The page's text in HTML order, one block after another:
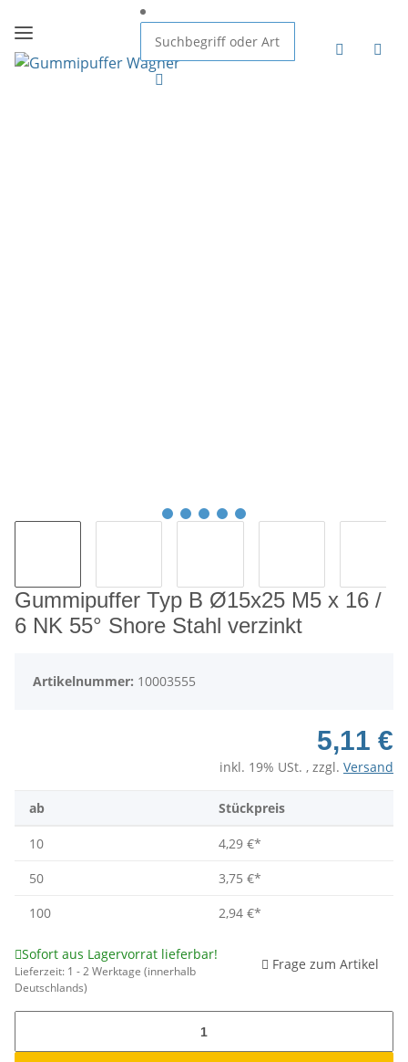
Gummipuffer Typ B Ø15x25 M5 x 16 /
6 NK 55° Shore Stahl verzinkt
Artikelnummer: 10003555
5,11 €
inkl. 19% USt. , zzgl. Versand
ab Stückpreis
10 4,29 €*
50
3,75 €*
100
2,94 €*
Sofort aus Lagervorrat lieferbar!
Lieferzeit: 1 - 2 Werktage (innerhalb
Deutschlands)
Frage zum Artikel